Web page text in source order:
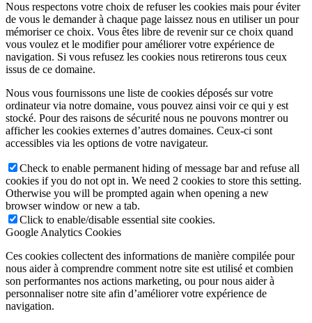
Nous respectons votre choix de refuser les cookies mais pour éviter
de vous le demander à chaque page laissez nous en utiliser un pour
mémoriser ce choix. Vous êtes libre de revenir sur ce choix quand
vous voulez et le modifier pour améliorer votre expérience de
navigation. Si vous refusez les cookies nous retirerons tous ceux
issus de ce domaine.
Nous vous fournissons une liste de cookies déposés sur votre
ordinateur via notre domaine, vous pouvez ainsi voir ce qui y est
stocké. Pour des raisons de sécurité nous ne pouvons montrer ou
afficher les cookies externes d’autres domaines. Ceux-ci sont
accessibles via les options de votre navigateur.
Check to enable permanent hiding of message bar and refuse all
cookies if you do not opt in. We need 2 cookies to store this setting.
Otherwise you will be prompted again when opening a new
browser window or new a tab.
Click to enable/disable essential site cookies.
Google Analytics Cookies
Ces cookies collectent des informations de manière compilée pour
nous aider à comprendre comment notre site est utilisé et combien
son performantes nos actions marketing, ou pour nous aider à
personnaliser notre site afin d’améliorer votre expérience de
navigation.